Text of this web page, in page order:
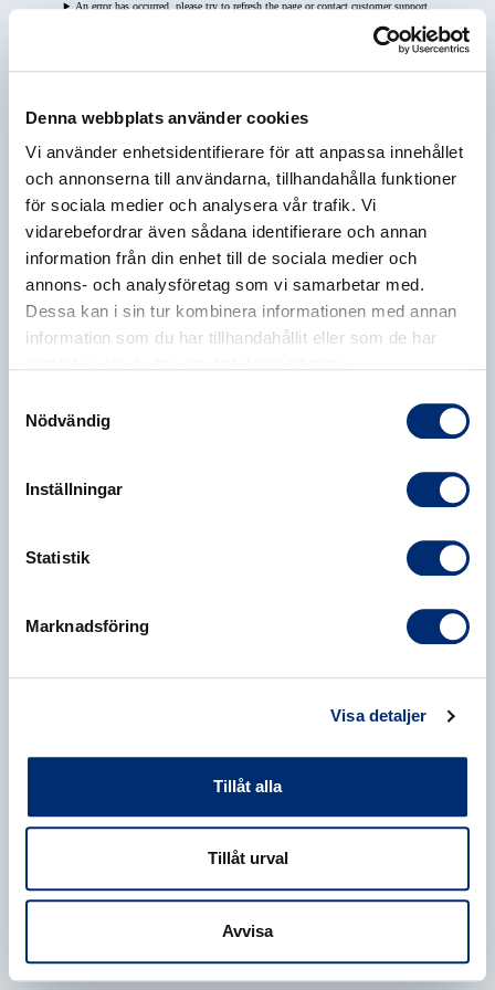
Denna webbplats använder cookies
Vi använder enhetsidentifierare för att anpassa innehållet
och annonserna till användarna, tillhandahålla funktioner
för sociala medier och analysera vår trafik. Vi
vidarebefordrar även sådana identifierare och annan
information från din enhet till de sociala medier och
annons- och analysföretag som vi samarbetar med.
Dessa kan i sin tur kombinera informationen med annan
information som du har tillhandahållit eller som de har
Nödvändig
Inställningar
Statistik
Marknadsföring
Visa detaljer
Tillåt alla
Tillåt urval
Avvisa
An error has occurred, please try to refresh the page or contact customer support.